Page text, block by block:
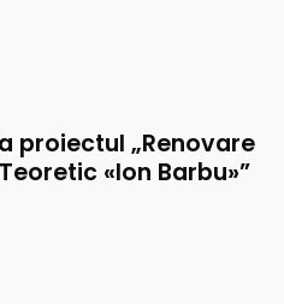
proiectul „Renovare
«Ion Barbu»”